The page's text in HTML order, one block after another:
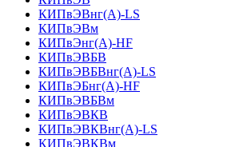
КИПвЭВнг(А)-LS
КИПвЭВм
КИПвЭнг(А)-HF
КИПвЭВБВ
КИПвЭВБВнг(А)-LS
КИПвЭБнг(А)-HF
КИПвЭВБВм
КИПвЭВКВ
КИПвЭВКВнг(А)-LS
КИПвЭВКВм